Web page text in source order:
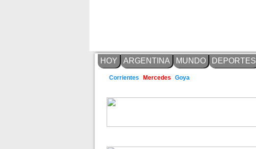
HOY ARGENTINA MUNDO DEPORTES
Corrientes Mercedes Goya